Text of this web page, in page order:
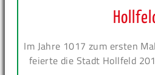
Im Jahre 1017 zum ersten
feierte die Stadt Hollfeld